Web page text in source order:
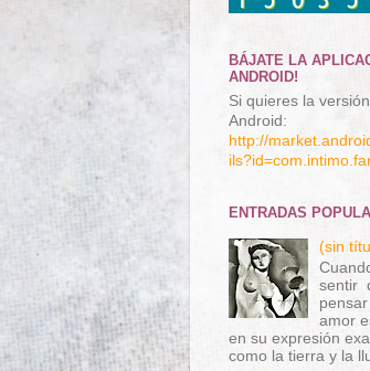
BÁJATE LA
ANDROID!
Si quieres la
Android:
http://
ENTRADAS
(sin
sentir
amor
en su expresión
como la tierra y la